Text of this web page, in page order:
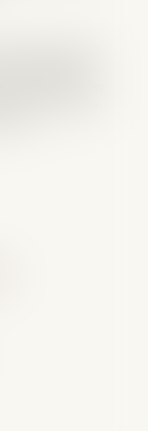
jugée lorsqu’il
suspensif
la force de chose
directes sur les